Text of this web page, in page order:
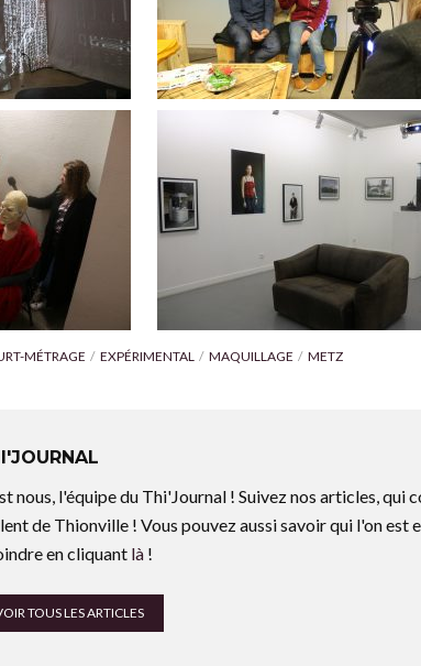
MÉTRAGE EXPÉRIMENTAL MAQUILLAGE METZ
nous, l'équipe du Thi'Journal ! Suivez nos articles, qui
de Thionville ! Vous pouvez aussi savoir qui l'on est
en cliquant là !
TOUS LES ARTICLES